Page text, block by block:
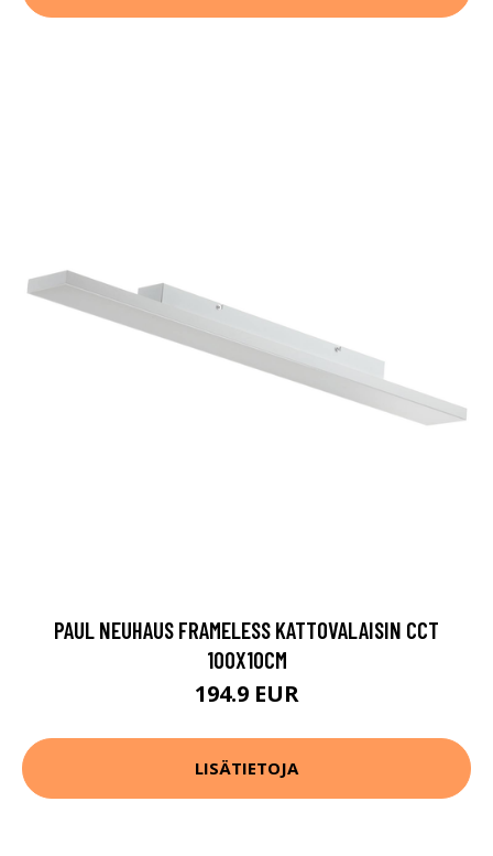
PAUL NEUHAUS FRAMELESS KATTOVALAISIN CCT
100X10CM
194.9 EUR
LISÄTIETOJA